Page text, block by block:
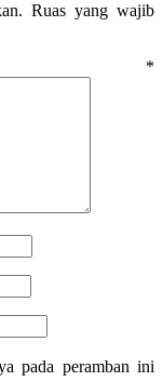
Ruas yang wajib
*
pada peramban ini